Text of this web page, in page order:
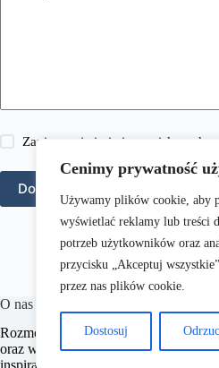
Cenimy prywatność
Używamy plików cookie, aby
wyświetlać reklamy lub treści
potrzeb użytkowników oraz
przycisku „Akceptuj
przez nas plików cookie.
Dostosuj
Zapisz moje imię i nazwisko,
Dodaj komentarz
O nas
RozmowyPrawne.pl to portal
oraz wielu innych dziedzin prawnych.